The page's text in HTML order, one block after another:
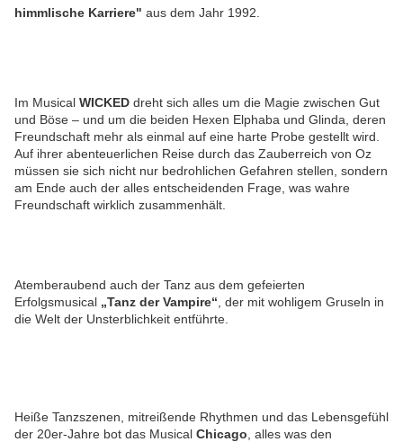
himmlische Karriere" aus dem Jahr 1992.
Im Musical WICKED dreht sich alles um die Magie zwischen Gut
und Böse – und um die beiden Hexen Elphaba und Glinda, deren
Freundschaft mehr als einmal auf eine harte Probe gestellt wird.
Auf ihrer abenteuerlichen Reise durch das Zauberreich von Oz
müssen sie sich nicht nur bedrohlichen Gefahren stellen, sondern
am Ende auch der alles entscheidenden Frage, was wahre
Freundschaft wirklich zusammenhält.
Atemberaubend auch der Tanz aus dem gefeierten
Erfolgsmusical „Tanz der Vampire“ , der mit wohligem Gruseln in
die Welt der Unsterblichkeit entführte.
Heiße Tanzszenen, mitreißende Rhythmen und das Lebensgefühl
der 20er-Jahre bot das Musical Chicago , alles was den